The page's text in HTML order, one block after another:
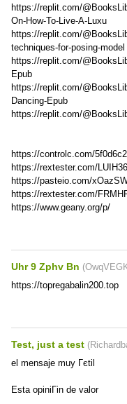
https://replit.com/
On-How-To-Live-A-Luxu
https://replit.com/
techniques-for-posing-model
https://replit.com/
Epub
https://replit.com/
Dancing-Epub
https://replit.com/
https://controlc.com/
https://rextester.com/
https://pasteio.com/
https://rextester.com/
https://www.geany.org/p/
Uhr 9 Zphv Bn (
https://topregabalin200.top
Test, just a test (
el mensaje muy Гєtil
Esta opiniГіn de valor